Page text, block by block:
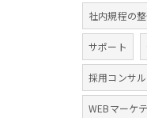
社内規程の
サポート
採用コンサ
WEBマーケ